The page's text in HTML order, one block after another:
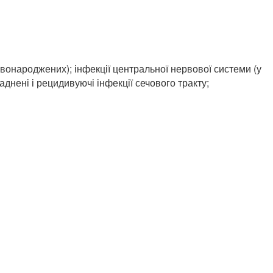
інфекції центральної нервової системи (у
і рецидивуючі інфекції сечового тракту;